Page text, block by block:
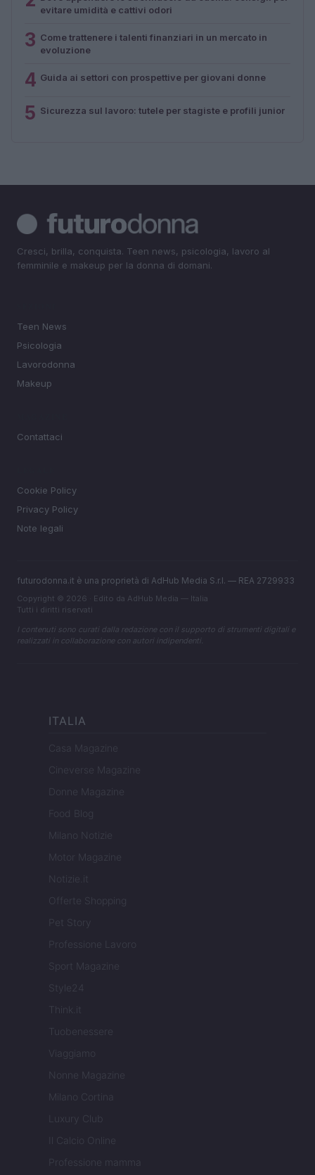
evitare umidità e cattivi odori
3 Come trattenere i talenti finanziari in un mercato in
evoluzione
4 Guida ai settori con prospettive per giovani donne
5 Sicurezza sul lavoro: tutele per stagiste e profili junior
Cresci, brilla, conquista. Teen news, psicologia, lavoro al
femminile e makeup per la donna di domani.
Teen News
Psicologia
Lavorodonna
Makeup
Contattaci
Cookie Policy
Privacy Policy
Note legali
futurodonna.it è una proprietà di AdHub Media S.r.l. — REA 2729933
Copyright © 2026 · Edito da AdHub Media — Italia
Tutti i diritti riservati
I contenuti sono curati dalla redazione con il supporto di strumenti digitali e
realizzati in collaborazione con autori indipendenti.
ITALIA
Casa Magazine
Cineverse Magazine
Donne Magazine
Food Blog
Milano Notizie
Motor Magazine
Notizie.it
Offerte Shopping
Pet Story
Professione Lavoro
Sport Magazine
Style24
Think.it
Tuobenessere
Viaggiamo
Nonne Magazine
Milano Cortina
Luxury Club
Il Calcio Online
Professione mamma